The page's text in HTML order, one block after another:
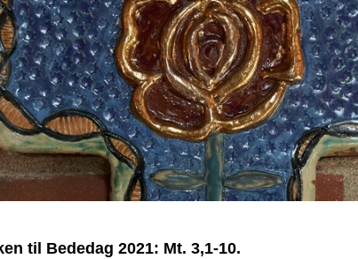
til Bededag 2021: Mt. 3,1-10.